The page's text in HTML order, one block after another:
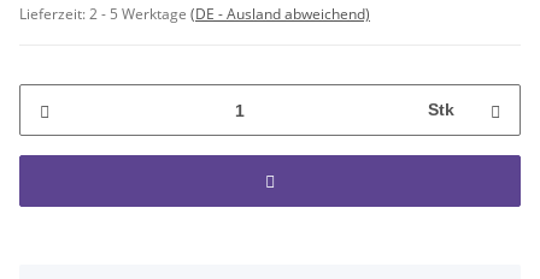
Lieferzeit:2 - 5 Werktage (DE - Ausland abweichend)
Stk